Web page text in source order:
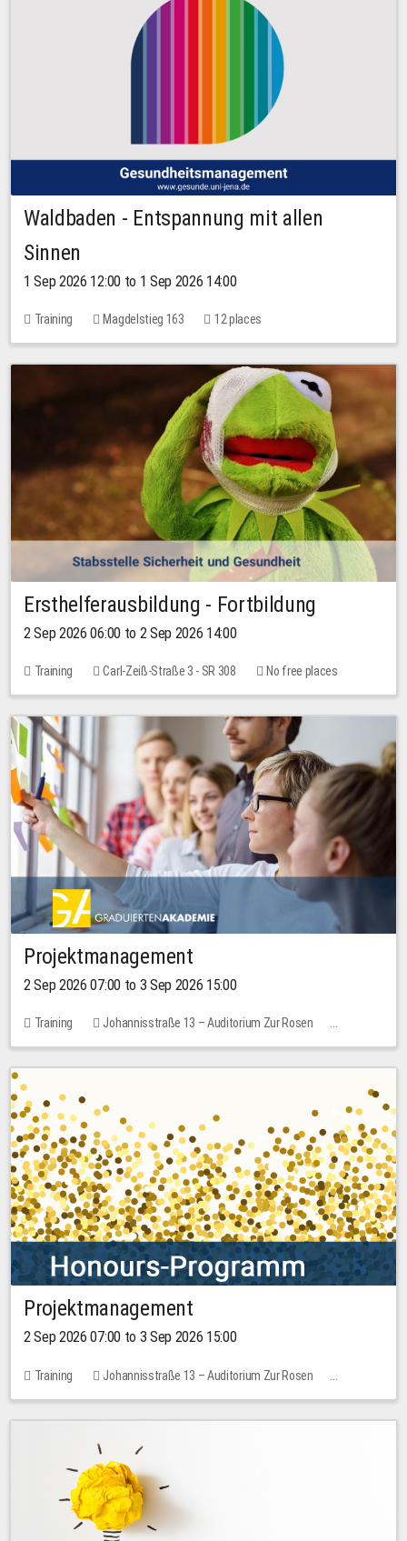
Waldbaden - Entspannung mit allen
Sinnen
1 Sep 2026 12:00 to 1 Sep 2026 14:00
Training Magdelstieg 163 12 places
Ersthelferausbildung - Fortbildung
2 Sep 2026 06:00 to 2 Sep 2026 14:00
Training Carl-Zeiß-Straße 3 - SR 308 No free places
Projektmanagement
2 Sep 2026 07:00 to 3 Sep 2026 15:00
Training
Johannisstraße 13 – Auditorium Zur Rosen
No free places
30.00 EUR
Projektmanagement
2 Sep 2026 07:00 to 3 Sep 2026 15:00
Training
Johannisstraße 13 – Auditorium Zur Rosen
1 place